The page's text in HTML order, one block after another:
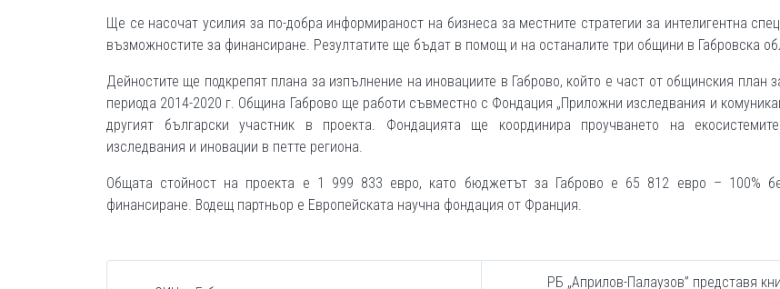
Ще се насочат усилия за по-добра информираност на бизнеса за местните стратегии за интелигентна
възможностите за финансиране. Резултатите ще бъдат в помощ и на останалите три общини в Габровска
Дейностите ще подкрепят плана за изпълнение на иновациите в Габрово, който е част от общинския план
периода 2014-2020 г. Община Габрово ще работи съвместно с Фондация „Приложни изследвания и
другият български участник в проекта. Фондацията ще координира проучването на
изследвания и иновации в петте региона.
Общата стойност на проекта е 1 999 833 евро, като бюджетът за Габрово е 65 812 евро – 100%
финансиране. Водещ партньор е Европейската научна фондация от Франция.
РБ „Априлов-Палаузов” представя